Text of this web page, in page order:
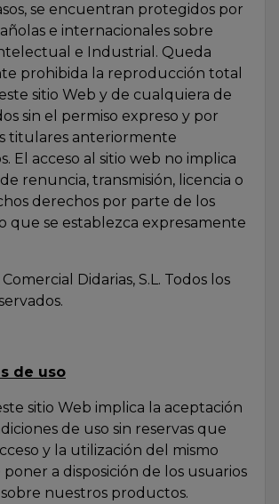
se encuentran protegidos por
e internacionales sobre
e Industrial. Queda
prohibida la reproducción total
sitio Web y de cualquiera de
sin el permiso expreso y por
titulares anteriormente
El acceso al sitio web no implica
renuncia, transmisión, licencia o
derechos por parte de los
que se establezca expresamente
Didarias, S.L. Todos los
de uso
sitio Web implica la aceptación
de uso sin reservas que
y la utilización del mismo
a disposición de los usuarios
nuestros productos.